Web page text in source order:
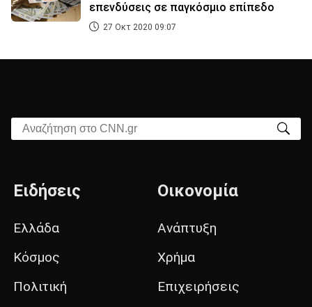
επενδύσεις σε παγκόσμιο επίπεδο
27 Οκτ 2020 09:07
Αναζήτηση στο CNN.gr
Ειδήσεις
Ελλάδα
Κόσμος
Πολιτική
Οικονομία
Ανάπτυξη
Χρήμα
Επιχειρήσεις